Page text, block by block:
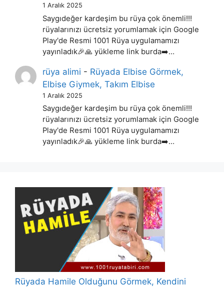
1 Aralık 2025
Saygıdeğer kardeşim bu rüya çok önemli!!!
rüyalarınızı ücretsiz yorumlamak için Google
Play'de Resmi 1001 Rüya uygulamamızı
yayınladık🎉🙏 yükleme link burda➡️…
rüya alimi - Rüyada Elbise Görmek,
Elbise Giymek, Takım Elbise
1 Aralık 2025
Saygıdeğer kardeşim bu rüya çok önemli!!!
rüyalarınızı ücretsiz yorumlamak için Google
Play'de Resmi 1001 Rüya uygulamamızı
yayınladık🎉🙏 yükleme link burda➡️…
Rüyada Hamile Olduğunu Görmek, Kendini